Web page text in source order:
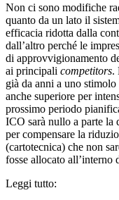
Non ci sono modifiche
quanto da un lato il
efficacia ridotta dalla
dall’altro perché le
di approvvigionamento
ai principali competitors.
già da anni a uno
anche superiore per
prossimo periodo
ICO sarà nullo a parte la
per compensare la
(cartotecnica) che non
fosse allocato all’interno
Leggi tutto: